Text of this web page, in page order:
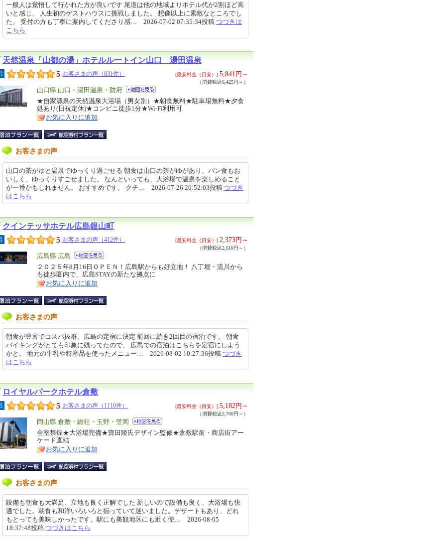
一般人は覚悟して行かれた方が良いです 尾道は他の地域よりホテル代が2割ほど高
いと感じ、 人生初のゲストハウスに挑戦しました。 想像以上に素敵なところでし
た。 受付の方も丁寧に案内してくださり感… 2026-07-02 07:35:34投稿 つづきは
こちら
天然温泉「山都の湯」ホテルルートイン山口 湯田温泉
5 お客さまの声（831件） [最安料金（目安）] 5,841 円～
（消費税込6,425円～）
エ
リ
ア
山口県 山口・湯田温泉・防府
特
徴
★自家源泉の天然温泉大浴場（男女別）★朝食無料★駐車場無料★夕食
処あり(日祝定休)★コンビニ徒歩1分★Wi-Fi利用可
お気に入りに追加
お客さまの声
山口の茶がゆと温泉でゆっくり過ごせる 朝食は山口の茶がゆがあり、パン食もお
いしく、ゆっくりすごせました。 なんといっても、大浴場で温泉を楽しめること
が一番かもしれません。 おすすめです。 クチ… 2026-07-26 20:52:03投稿 つづき
はこちら
クインテッサホテル広島銀山町
5 お客さまの声（412件） [最安料金（目安）] 2,373円～
（消費税込2,610円～）
エ
リ
ア
広島県 広島
特
徴
２０２５年8月16日ＯＰＥＮ！広島駅からも好立地！ 八丁堀・流川から
も徒歩圏内で、広島STAYの新たな拠点に
お気に入りに追加
お客さまの声
朝食が豊富でコスパ抜群、広島の定宿に決定 前回に続き2回目の宿泊です。 朝食
バイキングがとても印象に残ってたので、 広島での宿泊はこちらを定宿にしよう
かと。 地元の牛乳や特産品を使ったメニュー… 2026-08-02 10:27:36投稿 つづき
はこちら
ロイヤルパークホテル倉敷
5 お客さまの声（1110件） [最安料金（目安）] 5,182 円～
（消費税込5,700円～）
エ
リ
ア
岡山県 倉敷・総社・玉野・笠岡
特
徴
全室禁煙★大浴場完備★寶田陵氏デザイン監修★倉敷駅前・商店街アー
ケード直結
お気に入りに追加
お客さまの声
設備も朝食も大満足、立地も良く正解でした 新しいので設備も良く、大浴場も快
適でした。朝食も和洋いろいろと揃っていて迷いました。デザートもあり、どれ
もとっても美味しかったです。駅にも美観地区にも近く便… 2026-08-05
18:37:48投稿 つづきはこちら